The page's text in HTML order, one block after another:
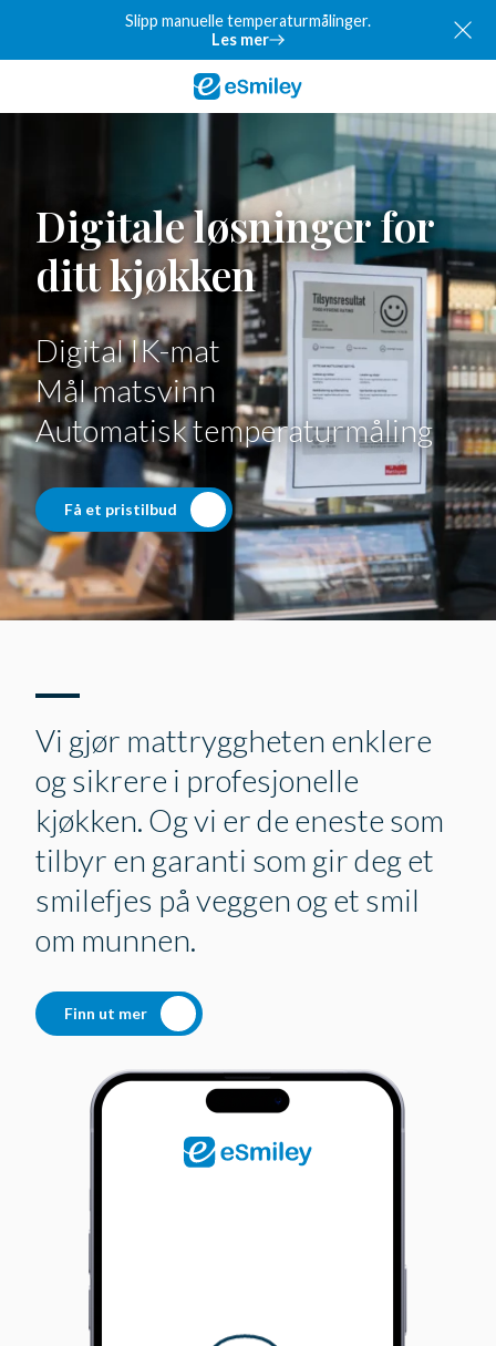
Slipp manuelle temperaturmålinger.
Les mer
Digitale løsninger for
ditt kjøkken
Digital IK-mat
Mål matsvinn
Automatisk temperaturmåling
Få et pristilbud
Vi gjør mattryggheten enklere
og sikrere i profesjonelle
kjøkken. Og vi er de eneste som
tilbyr en garanti som gir deg et
smilefjes på veggen og et smil
om munnen.
Finn ut mer